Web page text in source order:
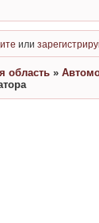
или
область »